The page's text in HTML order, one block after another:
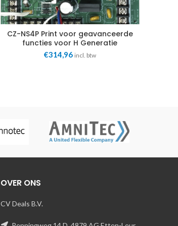
CZ-NS4P Print voor geavanceerde
functies voor H Generatie
Panasonic
€314,96 incl. btw
OVER ONS
CV Deals B.V.